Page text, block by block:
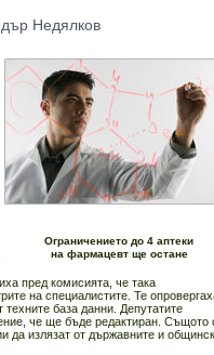
Недялков
Ограничението до 4 аптеки
на фармацевт ще остане
пред комисията, че така
на специалистите. Те
база данни. Депутатите
че ще бъде редактиран. Същото
да излязат от държавните и